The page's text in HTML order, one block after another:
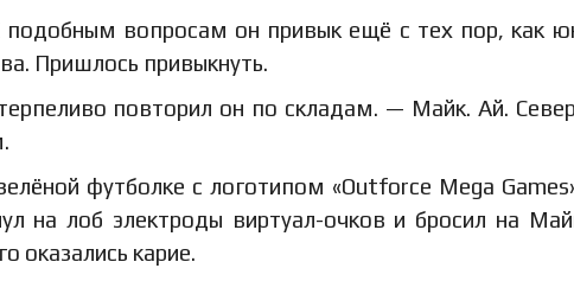
подобным вопросам он привык ещё с тех пор, как
Пришлось привыкнуть.
повторил он по складам. — Майк. Ай.
футболке с логотипом «Outforce Mega
на лоб электроды виртуал-очков и бросил на
оказались карие.